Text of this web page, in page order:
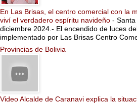
En Las Brisas, el centro comercial con la
viví el verdadero espíritu navideño - Santa
diciembre 2024.- El encendido de luces
implementado por Las Brisas Centro
Provincias de Bolivia
Video Alcalde de Caranavi explica la